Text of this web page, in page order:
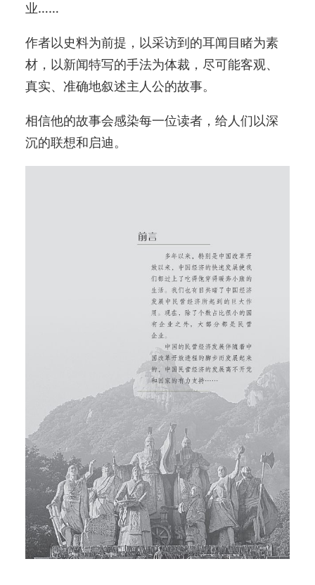
业……
作者以史料为前提，以采访到的耳闻目睹为素
材，以新闻特写的手法为体裁，尽可能客观、
真实、准确地叙述主人公的故事。
相信他的故事会感染每一位读者，给人们以深
沉的联想和启迪。